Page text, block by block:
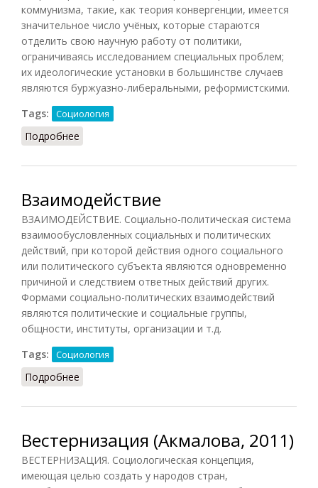
коммунизма, такие, как теория конвергенции, имеется
значительное число учёных, которые стараются
отделить свою научную работу от политики,
ограничиваясь исследованием специальных проблем;
их идеологические установки в большинстве случаев
являются буржуазно-либеральными, реформистскими.
Tags:
Социология
Подробнее
Взаимодействие
ВЗАИМОДЕЙСТВИЕ. Социально-политическая система
взаимообусловленных социальных и политических
действий, при которой действия одного социального
или политического субъекта являются одновременно
причиной и следствием ответных действий других.
Формами социально-политических взаимодействий
являются политические и социальные группы,
общности, институты, организации и т.д.
Tags:
Социология
Подробнее
Вестернизация (Акмалова, 2011)
ВЕСТЕРНИЗАЦИЯ. Социологическая концепция,
имеющая целью создать у народов стран,